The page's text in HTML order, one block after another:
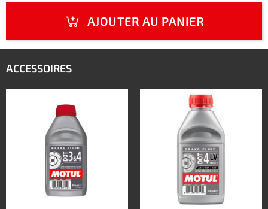
AJOUTER AU PANIER
ACCESSOIRES